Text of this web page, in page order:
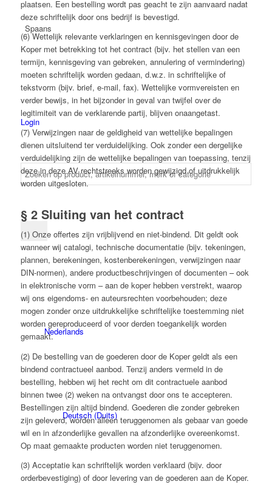
Spaans
Login
Nederlands
Deutsch(Duits)
plaatsen. Een bestelling wordt pas geacht te zijn aanvaard nadat
deze schriftelijk door ons bedrijf is bevestigd.
(6) Wettelijk relevante verklaringen en kennisgevingen door de
Koper met betrekking tot het contract (bijv. het stellen van een
termijn, kennisgeving van gebreken, annulering of vermindering)
moeten schriftelijk worden gedaan, d.w.z. in schriftelijke of
tekstvorm (bijv. brief, e-mail, fax). Wettelijke vormvereisten en
verder bewijs, in het bijzonder in geval van twijfel over de
legitimiteit van de verklarende partij, blijven onaangetast.
(7) Verwijzingen naar de geldigheid van wettelijke bepalingen
dienen uitsluitend ter verduidelijking. Ook zonder een dergelijke
verduidelijking zijn de wettelijke bepalingen van toepassing, tenzij
deze in deze AV rechtstreeks worden gewijzigd of uitdrukkelijk
worden uitgesloten.
§ 2 Sluiting van het contract
(1) Onze offertes zijn vrijblijvend en niet-bindend. Dit geldt ook
wanneer wij catalogi, technische documentatie (bijv. tekeningen,
plannen, berekeningen, kostenberekeningen, verwijzingen naar
DIN-normen), andere productbeschrijvingen of documenten – ook
in elektronische vorm – aan de koper hebben verstrekt, waarop
wij ons eigendoms- en auteursrechten voorbehouden; deze
mogen zonder onze uitdrukkelijke schriftelijke toestemming niet
worden gereproduceerd of voor derden toegankelijk worden
gemaakt.
(2) De bestelling van de goederen door de Koper geldt als een
bindend contractueel aanbod. Tenzij anders vermeld in de
bestelling, hebben wij het recht om dit contractuele aanbod
binnen twee (2) weken na ontvangst door ons te accepteren.
Bestellingen zijn altijd bindend. Goederen die zonder gebreken
zijn geleverd, worden alleen teruggenomen als gebaar van goede
wil en in afzonderlijke gevallen na afzonderlijke overeenkomst.
Op maat gemaakte producten worden niet teruggenomen.
(3) Acceptatie kan schriftelijk worden verklaard (bijv. door
orderbevestiging) of door levering van de goederen aan de Koper.